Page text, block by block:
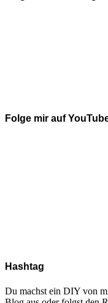
Folge mir auf
Hashtag
Du machst ein DIY von